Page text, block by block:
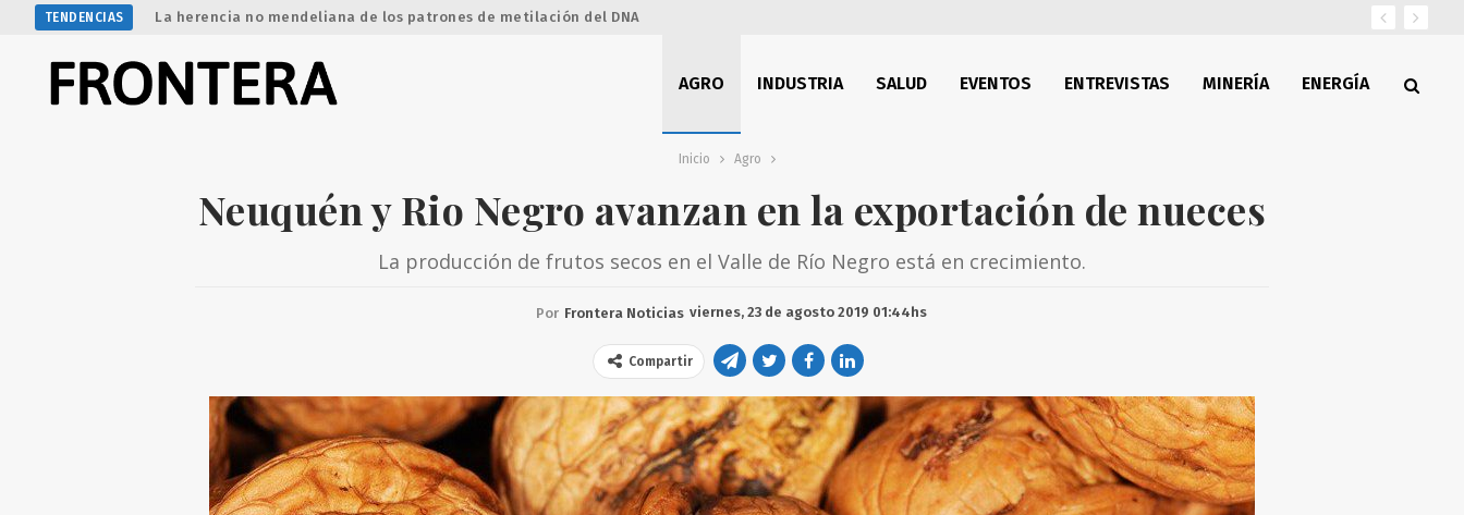
TENDENCIAS La herencia no mendeliana de los patrones de metilación del DNA
AGRO INDUSTRIA SALUD EVENTOS ENTREVISTAS MINERÍA ENERGÍA
Inicio Agro
Neuquén y Rio Negro avanzan en la exportación de nueces
La producción de frutos secos en el Valle de Río Negro está en crecimiento.
Por Frontera Noticias viernes, 23 de agosto 2019 01:44hs
Compartir